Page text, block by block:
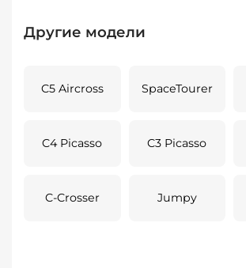
Другие модели
C5 Aircross SpaceTourer
C4 Picasso C3 Picasso
C-Crosser Jumpy